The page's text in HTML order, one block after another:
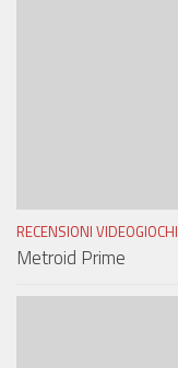
RECENSIONI VIDEOGIOCHI
Metroid Prime